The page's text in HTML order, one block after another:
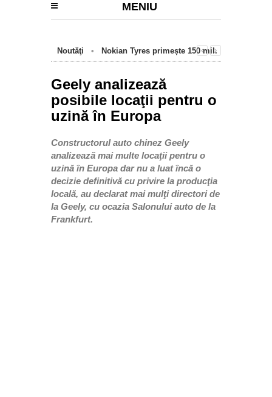
MENIU
Noutăţi •
Nokian Tyres primește 150 mil.
cu emisii zero de la Oradea
Geely analizează
posibile locaţii pentru o
uzină în Europa
Constructorul auto chinez Geely
analizează mai multe locaţii pentru o
uzină în Europa dar nu a luat încă o
decizie definitivă cu privire la producţia
locală, au declarat mai mulţi directori de
la Geely, cu ocazia Salonului auto de la
Frankfurt.